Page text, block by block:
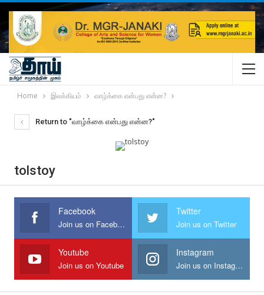
Home இலக்கியம் வாழ்க்கை என்பது என்ன?
Return to "வாழ்க்கை என்பது என்ன?"
tolstoy
Facebook
Join us on Facebook
Twitter
Join us on Twitter
Youtube
Join us on Youtube
Instagram
Join us on Instagram